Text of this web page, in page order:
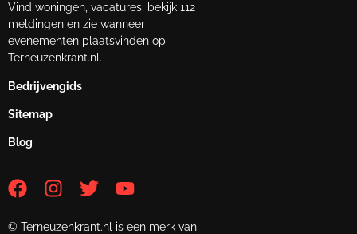
Vind woningen, vacatures, bekijk 112
meldingen en zie wanneer
evenementen plaatsvinden op
Terneuzenkrant.nl.
Bedrijvengids
Sitemap
Blog
© Terneuzenkrant.nl is een merk van